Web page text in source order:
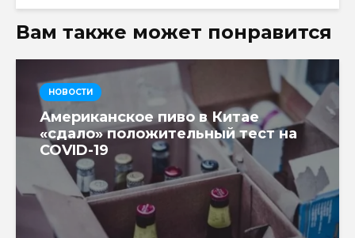
Вам также может понравится
НОВОСТИ
Американское пиво в Китае
«сдало» положительный тест на
COVID-19